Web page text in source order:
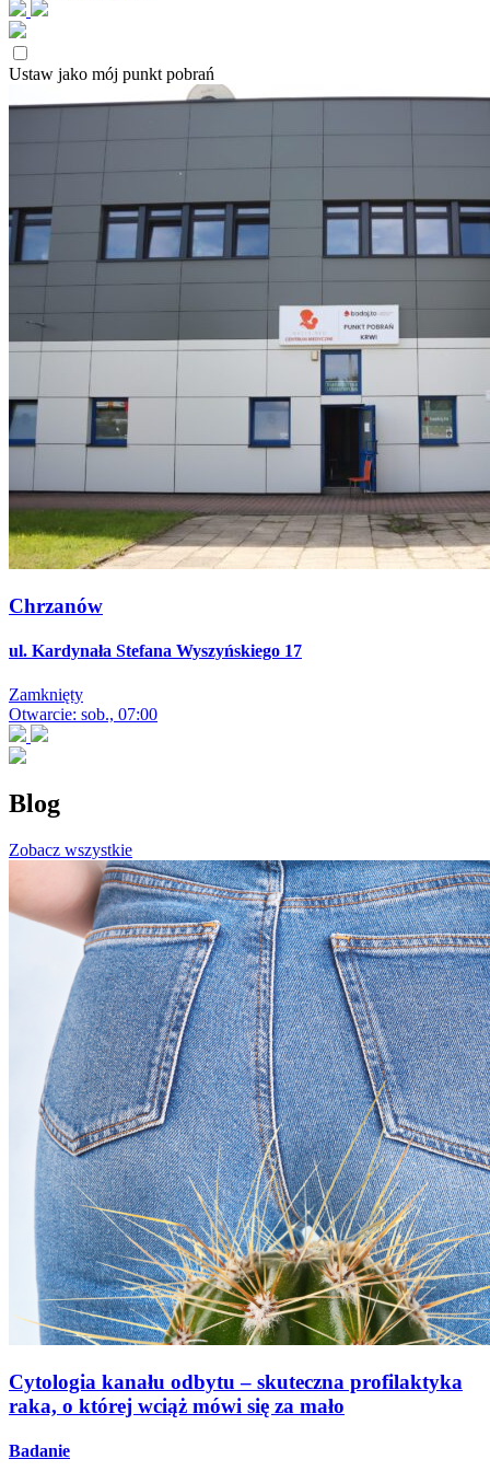
Ustaw jako mój punkt pobrań
Chrzanów
ul. Kardynała Stefana Wyszyńskiego 17
Zamknięty
Otwarcie: sob., 07:00
Blog
Zobacz wszystkie
Cytologia kanału odbytu – skuteczna profilaktyka
raka, o której wciąż mówi się za mało
Badanie